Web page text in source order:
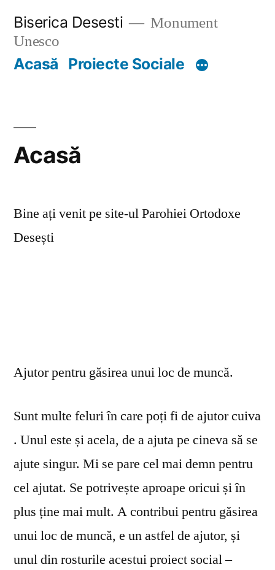
content
Biserica Desesti
Monument
Unesco
Acasă Proiecte Sociale
Acasă
Bine ați venit pe site-ul Parohiei Ortodoxe
Desești
Ajutor pentru găsirea unui loc de muncă.
Sunt multe feluri în care poți fi de ajutor cuiva
. Unul este și acela, de a ajuta pe cineva să se
ajute singur. Mi se pare cel mai demn pentru
cel ajutat. Se potrivește aproape oricui și în
plus ține mai mult. A contribui pentru găsirea
unui loc de muncă, e un astfel de ajutor, și
unul din rosturile acestui proiect social –